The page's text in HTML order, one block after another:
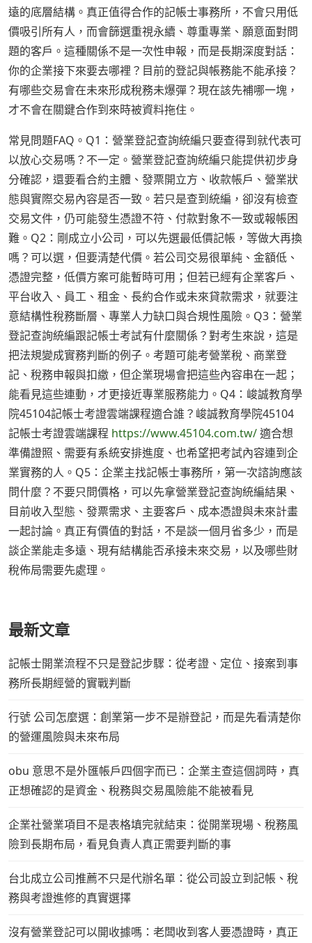
遠的底層結構。真正值得合作的記帳士事務所，不會只用低
價吸引所有人，而會篩選重視永續、尊重專業、願意面對問
題的客戶。這種關係不是一次性申報，而是長期深度對話：
你的企業接下來要去哪裡？目前的登記與帳務能不能承接？
有哪些交易會在未來形成稅務未爆彈？現在該先補哪一塊，
才不會在關鍵合作到來時被資料拖住。
常見問題FAQ。Q1：營業登記查詢統編只要查得到就代表可
以放心交易嗎？不一定。營業登記查詢統編只能提供初步身
分確認，還要看合約主體、發票開立方、收款帳戶、營業狀
態與實際交易內容是否一致。若只是查到統編，卻沒有檢查
交易文件，仍可能發生憑證不符、付款對象不一致或報帳困
難。Q2：剛成立小公司，可以先選最低價記帳，等做大再換
嗎？可以選，但要清楚代價。若公司交易很單純、金額低、
憑證完整，低價方案可能暫時可用；但若已經有企業客戶、
平台收入、員工、租金、長約合作或未來貸款需求，就要注
意結構性稅務斷層、專業人力缺口與合規性風險。Q3：營業
登記查詢統編跟記帳士考試有什麼關係？對考生來說，這是
把法規變成實務判斷的例子。考題可能考營業稅、商業登
記、稅務申報與扣繳，但企業現場會把這些內容串在一起；
能看見這些連動，才更接近專業服務能力。Q4：峻誠教育學
院45104記帳士考證雲端課程適合誰？峻誠教育學院45104
記帳士考證雲端課程 https://www.45104.com.tw/適合想
準備證照、需要有系統安排進度、也希望把考試內容連到企
業實務的人。Q5：企業主找記帳士事務所，第一次諮詢應該
問什麼？不要只問價格，可以先拿營業登記查詢統編結果、
目前收入型態、發票需求、主要客戶、成本憑證與未來計畫
一起討論。真正有價值的對話，不是談一個月省多少，而是
談企業能走多遠、現有結構能否承接未來交易，以及哪些財
稅佈局需要先處理。
最新文章
記帳士開業流程不只是登記步驟：從考證、定位、接案到事
務所長期經營的實戰判斷
行號 公司怎麼選：創業第一步不是辦登記，而是先看清楚你
的營運風險與未來布局
obu 意思不是外匯帳戶四個字而已：企業主查這個詞時，真
正想確認的是資金、稅務與交易風險能不能被看見
企業社營業項目不是表格填完就結束：從開業現場、稅務風
險到長期布局，看見負責人真正需要判斷的事
台北成立公司推薦不只是代辦名單：從公司設立到記帳、稅
務與考證進修的真實選擇
沒有營業登記可以開收據嗎：老闆收到客人要憑證時，真正